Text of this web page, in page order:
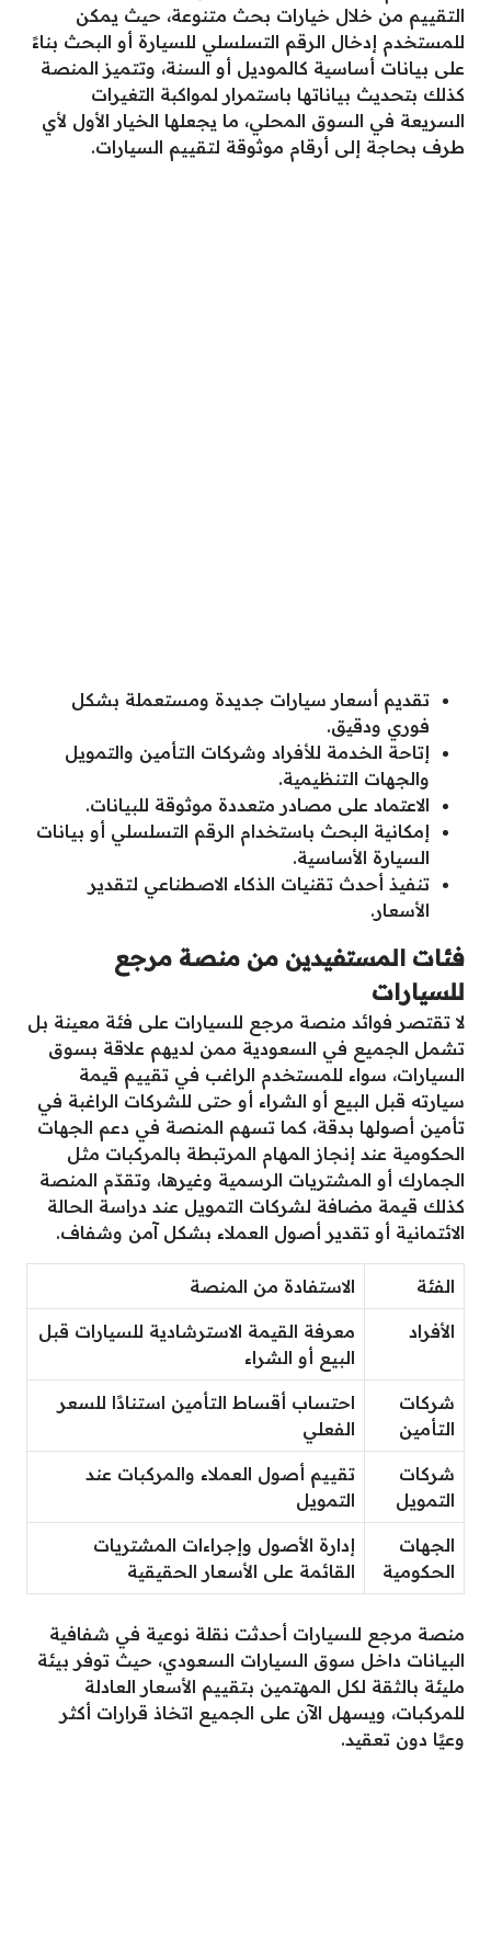
التقييم من خلال خيارات بحث متنوعة، حيث يمكن
للمستخدم إدخال الرقم التسلسلي للسيارة أو البحث بناءً
على بيانات أساسية كالموديل أو السنة، وتتميز المنصة
كذلك بتحديث بياناتها باستمرار لمواكبة التغيرات
السريعة في السوق المحلي، ما يجعلها الخيار الأول لأي
طرف بحاجة إلى أرقام موثوقة لتقييم السيارات.
تقديم أسعار سيارات جديدة ومستعملة بشكل
فوري ودقيق.
إتاحة الخدمة للأفراد وشركات التأمين والتمويل
والجهات التنظيمية.
الاعتماد على مصادر متعددة موثوقة للبيانات.
إمكانية البحث باستخدام الرقم التسلسلي أو بيانات
السيارة الأساسية.
تنفيذ أحدث تقنيات الذكاء الاصطناعي لتقدير
الأسعار.
فئات المستفيدين من منصة مرجع
للسيارات
لا تقتصر فوائد منصة مرجع للسيارات على فئة معينة بل
تشمل الجميع في السعودية ممن لديهم علاقة بسوق
السيارات، سواء للمستخدم الراغب في تقييم قيمة
سيارته قبل البيع أو الشراء أو حتى للشركات الراغبة في
تأمين أصولها بدقة، كما تسهم المنصة في دعم الجهات
الحكومية عند إنجاز المهام المرتبطة بالمركبات مثل
الجمارك أو المشتريات الرسمية وغيرها، وتقدّم المنصة
كذلك قيمة مضافة لشركات التمويل عند دراسة الحالة
الائتمانية أو تقدير أصول العملاء بشكل آمن وشفاف.
الفئة الاستفادة من المنصة
الأفراد
معرفة القيمة الاسترشادية للسيارات قبل
البيع أو الشراء
شركات
التأمين
احتساب أقساط التأمين استنادًا للسعر
الفعلي
شركات
التمويل
تقييم أصول العملاء والمركبات عند
التمويل
الجهات
الحكومية
إدارة الأصول وإجراءات المشتريات
القائمة على الأسعار الحقيقية
منصة مرجع للسيارات أحدثت نقلة نوعية في شفافية
البيانات داخل سوق السيارات السعودي، حيث توفر بيئة
مليئة بالثقة لكل المهتمين بتقييم الأسعار العادلة
للمركبات، ويسهل الآن على الجميع اتخاذ قرارات أكثر
وعيًا دون تعقيد.